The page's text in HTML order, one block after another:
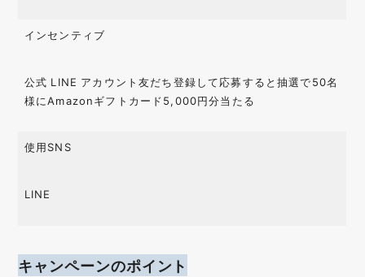
インセンティブ
公式 LINE アカウント友だち登録して応募すると抽選で50名
様にAmazonギフトカード5,000円分当たる
使用SNS
LINE
キャンペーンのポイント